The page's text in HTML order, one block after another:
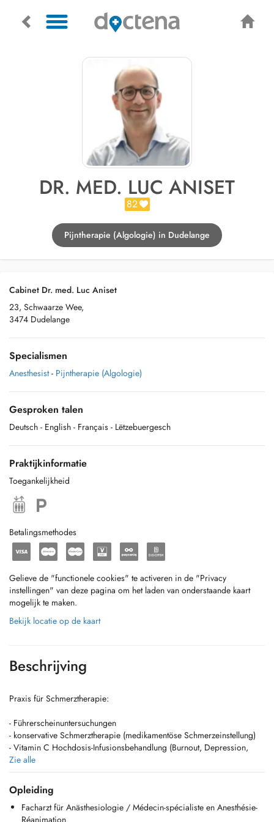
DR. MED. LUC ANISET
82
Pijntherapie (Algologie) in Dudelange
Cabinet Dr. med. Luc Aniset
23, Schwaarze Wee,
3474 Dudelange
Specialismen
Anesthesist - Pijntherapie (Algologie)
Gesproken talen
Deutsch - English - Français - Lëtzebuergesch
Praktijkinformatie
Toegankelijkheid
Betalingsmethodes
Gelieve de "functionele cookies" te activeren in de "Privacy
instellingen" van deze pagina om het laden van onderstaande kaart
mogelijk te maken.
Bekijk locatie op de kaart
Beschrijving
Praxis für Schmerztherapie:
- Führerscheinuntersuchungen
- konservative Schmerztherapie (medikamentöse Schmerzeinstellung)
- Vitamin C Hochdosis-Infusionsbehandlung (Burnout, Depression,
Erschöpfung, chronische Müdigkeit)
- Infusionsbehandlung bei chronischen Schmerzen (Procain-Basen und
Ketamin)
- Infusionsbehandlung bei Depressionen (Ketamin)
- Infiltrationen
Zie alle
Opleiding
Facharzt für Anästhesiologie / Médecin-spécialiste en Anesthésie-
Réanimation